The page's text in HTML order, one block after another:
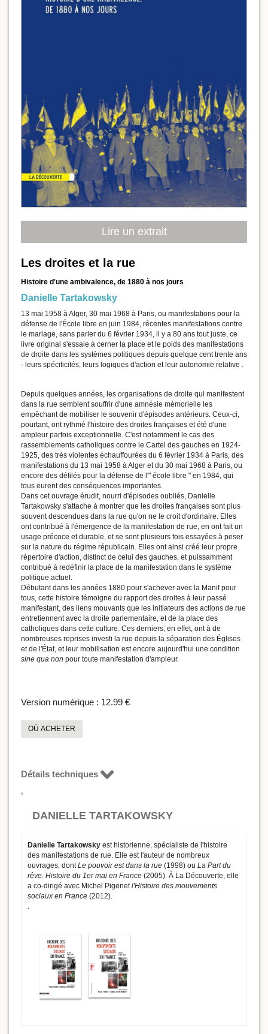
Lire un extrait
Les droites et la rue
Histoire d'une ambivalence, de 1880 à nos jours
Danielle Tartakowsky
13 mai 1958 à Alger, 30 mai 1968 à Paris, ou manifestations pour la
défense de l'École libre en juin 1984, récentes manifestations contre
le mariage, sans parler du 6 février 1934, il y a 80 ans tout juste, ce
livre original s'essaie à cerner la place et le poids des manifestations
de droite dans les systèmes politiques depuis quelque cent trente ans
- leurs spécificités, leurs logiques d'action et leur autonomie relative .
Depuis quelques années, les organisations de droite qui manifestent
dans la rue semblent souffrir d'une amnésie mémorielle les
empêchant de mobiliser le souvenir d'épisodes antérieurs. Ceux-ci,
pourtant, ont rythmé l'histoire des droites françaises et été d'une
ampleur parfois exceptionnelle. C'est notamment le cas des
rassemblements catholiques contre le Cartel des gauches en 1924-
1925, des très violentes échauffourées du 6 février 1934 à Paris, des
manifestations du 13 mai 1958 à Alger et du 30 mai 1968 à Paris, ou
encore des défilés pour la défense de l'" école libre " en 1984, qui
tous eurent des conséquences importantes.
Dans cet ouvrage érudit, nourri d'épisodes oubliés, Danielle
Tartakowsky s'attache à montrer que les droites françaises sont plus
souvent descendues dans la rue qu'on ne le croit d'ordinaire. Elles
ont contribué à l'émergence de la manifestation de rue, en ont fait un
usage précoce et durable, et se sont plusieurs fois essayées à peser
sur la nature du régime républicain. Elles ont ainsi créé leur propre
répertoire d'action, distinct de celui des gauches, et puissamment
contribué à redéfinir la place de la manifestation dans le système
politique actuel.
Débutant dans les années 1880 pour s'achever avec la Manif pour
tous, cette histoire témoigne du rapport des droites à leur passé
manifestant, des liens mouvants que les initiateurs des actions de rue
entretiennent avec la droite parlementaire, et de la place des
catholiques dans cette culture. Ces derniers, en effet, ont à de
nombreuses reprises investi la rue depuis la séparation des Églises
et de l'État, et leur mobilisation est encore aujourd'hui une condition
sine qua non pour toute manifestation d'ampleur.
Version numérique : 12.99 €
OÙ ACHETER
Détails techniques
DANIELLE TARTAKOWSKY
Danielle Tartakowsky est historienne, spécialiste de l'histoire
des manifestations de rue. Elle est l'auteur de nombreux
ouvrages, dontLe pouvoir est dans la rue (1998) ou La Part du
rêve. Histoire du 1er mai en France (2005). À La Découverte, elle
a co-dirigé avec Michel Pigenetl'Histoire des mouvements
sociaux en France (2012).